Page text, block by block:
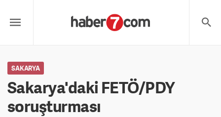
SAKARYA
Sakarya'daki FETÖ/PDY
soruşturması